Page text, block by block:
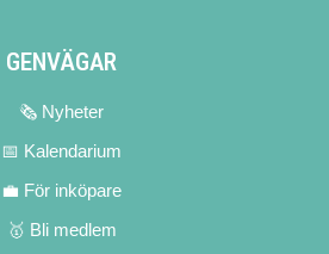
GENVÄGAR
🗞 Nyheter
📅 Kalendarium
💼 För inköpare
🥇 Bli medlem